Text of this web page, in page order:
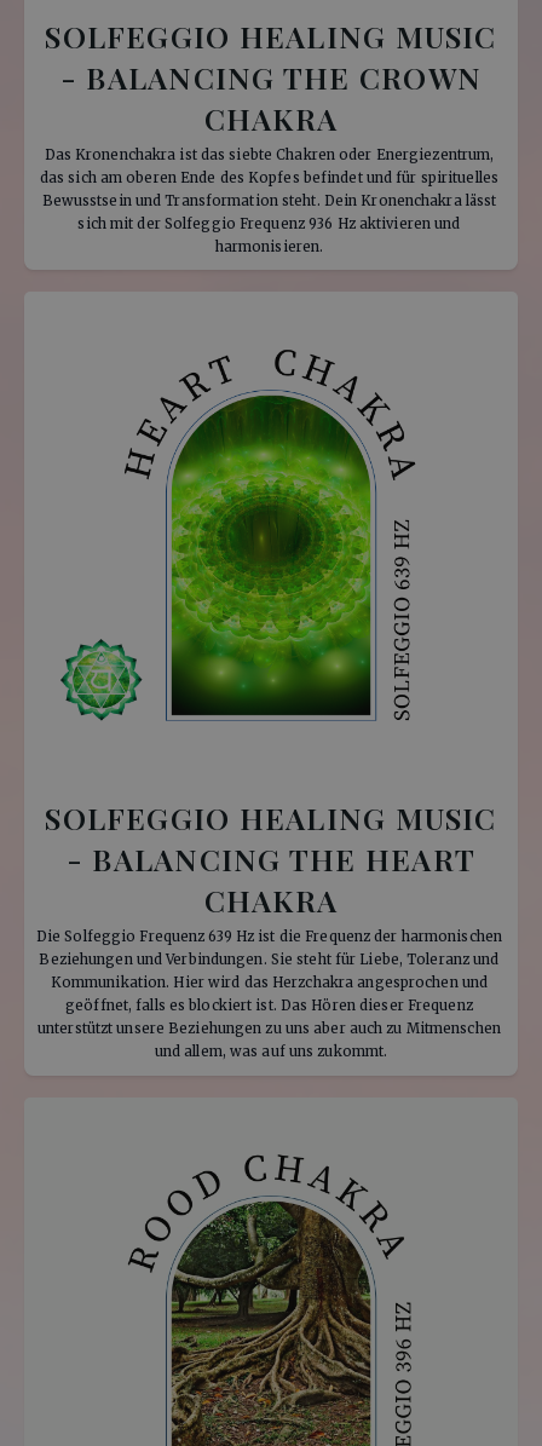
SOLFEGGIO HEALING MUSIC
- BALANCING THE CROWN
CHAKRA
Das Kronenchakra ist das siebte Chakren oder Energiezentrum,
das sich am oberen Ende des Kopfes befindet und für spirituelles
Bewusstsein und Transformation steht. Dein Kronenchakra lässt
sich mit der Solfeggio Frequenz 936 Hz aktivieren und
harmonisieren.
SOLFEGGIO HEALING MUSIC
- BALANCING THE HEART
CHAKRA
Die Solfeggio Frequenz 639 Hz ist die Frequenz der harmonischen
Beziehungen und Verbindungen. Sie steht für Liebe, Toleranz und
Kommunikation. Hier wird das Herzchakra angesprochen und
geöffnet, falls es blockiert ist. Das Hören dieser Frequenz
unterstützt unsere Beziehungen zu uns aber auch zu Mitmenschen
und allem, was auf uns zukommt.